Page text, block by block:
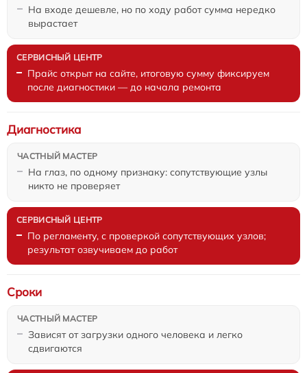
На входе дешевле, но по ходу работ сумма нередко
вырастает
Прайс открыт на сайте, итоговую сумму фиксируем
после диагностики — до начала ремонта
На глаз, по одному признаку: сопутствующие узлы
никто не проверяет
Диагностика
По регламенту, с проверкой сопутствующих узлов;
результат озвучиваем до работ
Зависят от загрузки одного человека и легко
сдвигаются
Сроки